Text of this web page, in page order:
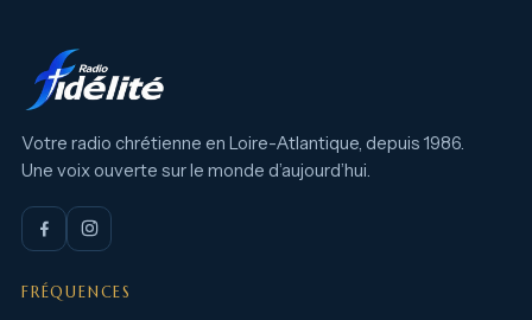
Votre radio chrétienne en Loire-Atlantique, depuis 1986.
Une voix ouverte sur le monde d’aujourd’hui.
FRÉQUENCES